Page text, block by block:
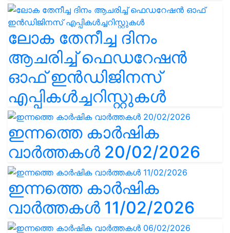
ലോക തേനീച്ച ദിനം
ആചരിച്ച് ഫെഡറേഷൻ
ഓഫ് ഇൻഡിജിനസ്
എപ്പികൾച്ചറിസ്റ്റുകൾ
ഇന്നത്തെ കാർഷിക
വാർത്തകൾ 20/02/2026
ഇന്നത്തെ കാർഷിക
വാർത്തകൾ 11/02/2026